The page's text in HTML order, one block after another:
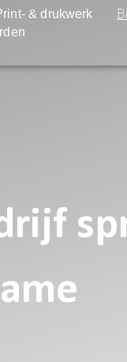
& drukwerk